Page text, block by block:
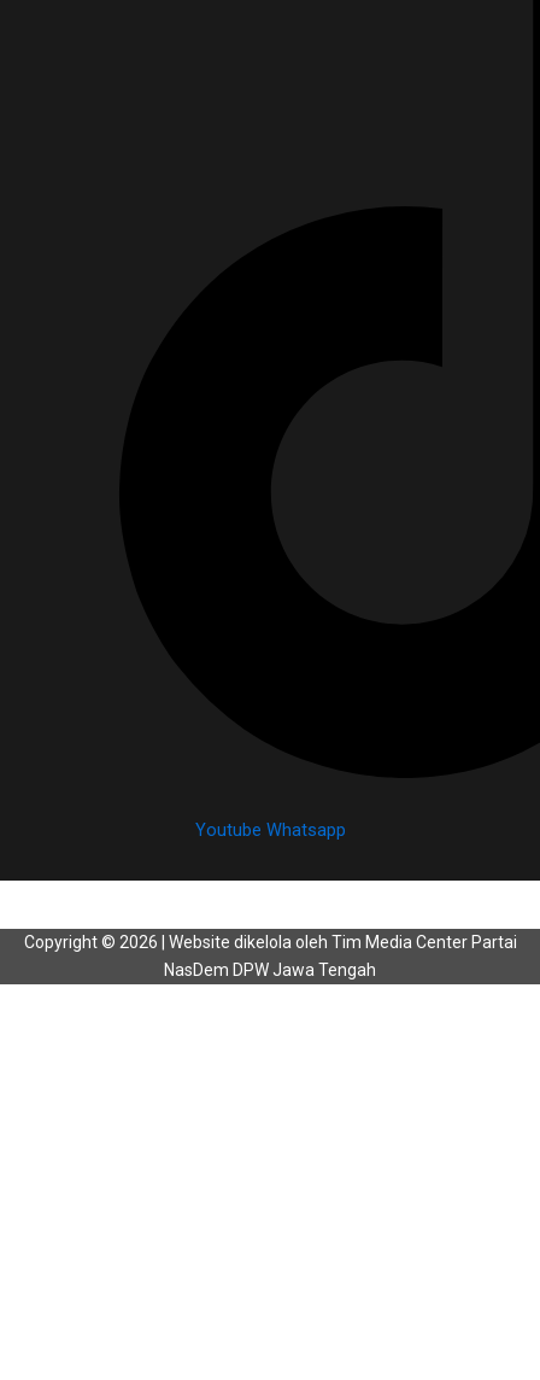
Youtube Whatsapp
Copyright © 2026 | Website dikelola oleh Tim Media Center Partai
NasDem DPW Jawa Tengah